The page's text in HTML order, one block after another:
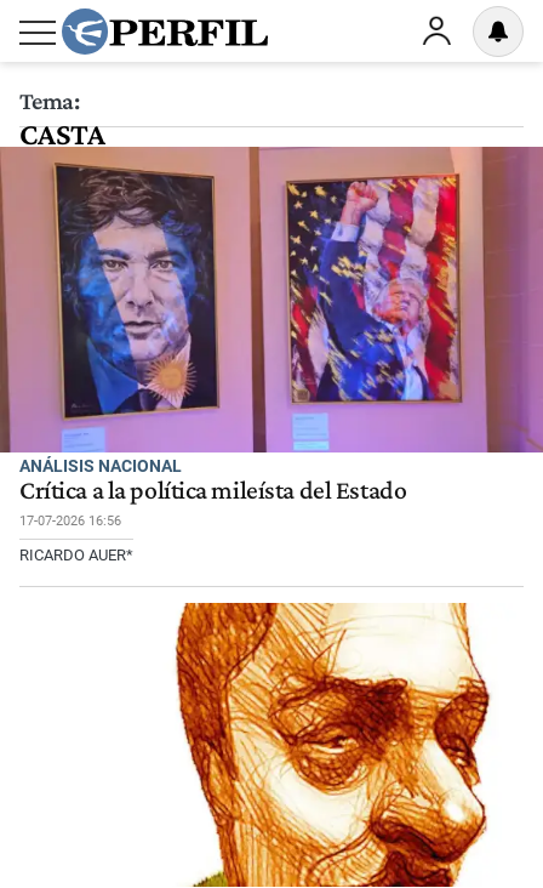
Tema:
CASTA
ANÁLISIS NACIONAL
Crítica a la política mileísta del Estado
17-07-2026 16:56
RICARDO AUER*